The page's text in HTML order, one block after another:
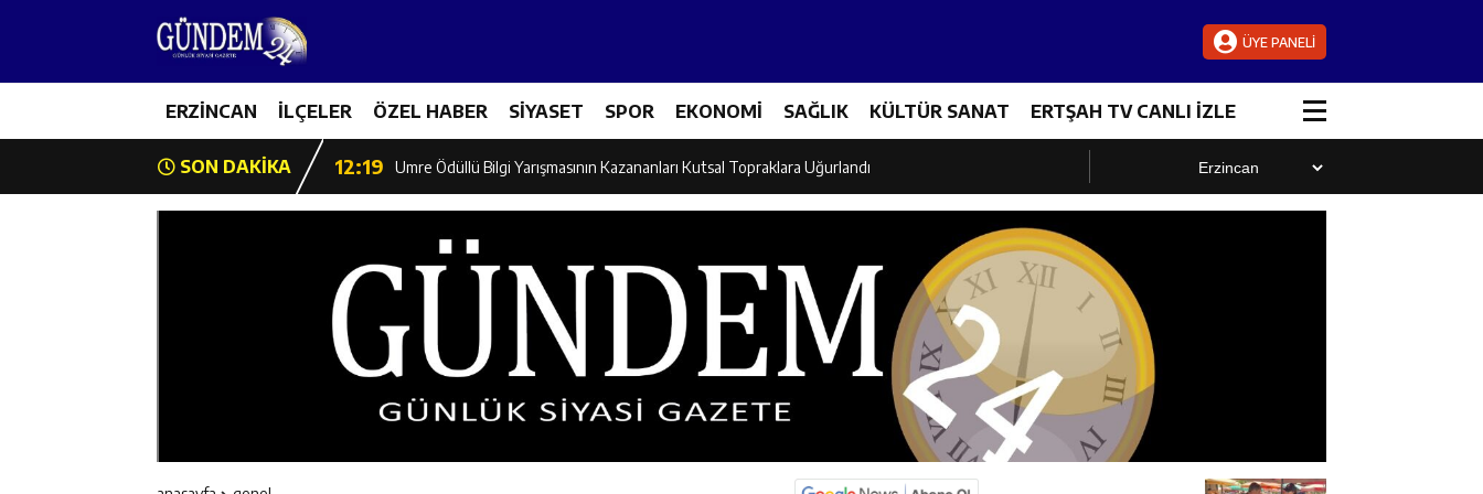
ÜYE PANELİ
ERZİNCAN İLÇELER ÖZEL HABER SİYASET SPOR EKONOMİ SAĞLIK KÜLTÜR SANAT ERTŞAH TV CANLI İZLE
SON DAKİKA
17:03 Erzincan Emniyeti’nden Semt Pazarında Bilgilendirme Faaliyeti
12:19 Umre Ödüllü Bilgi Yarışmasının Kazananları Kutsal Topraklara Uğurlandı
12:17 Üzümlü’de Yaz Akşamlarına Açık Hava Sineması Renk Kattı
12:16 Vali Yardımcıları Canpolat ve Kaya, Mehmet Zengin’in Cenaze Törenine Katıldı
Geleceğin Hafızlarına Ziyaret: Burhan İşliyen Erzincan’da Kur’an Kursu Öğrencileriyle Buluştu